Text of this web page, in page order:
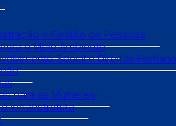
e Gestão de Pessoas
e Meio Ambiente
Social e Direitos
para as Mulheres
Infraestrutura